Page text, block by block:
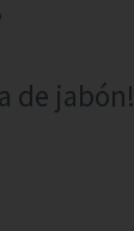
de jabón!